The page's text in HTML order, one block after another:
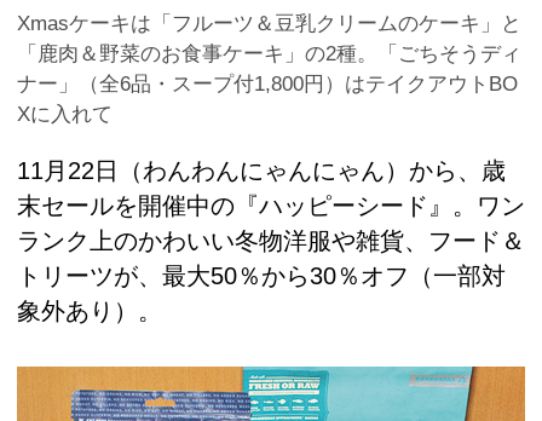
Xmasケーキは「フルーツ＆豆乳クリームのケーキ」と
「鹿肉＆野菜のお食事ケーキ」の2種。「ごちそうディ
ナー」（全6品・スープ付1,800円）はテイクアウトBO
Xに入れて
11月22日（わんわんにゃんにゃん）から、歳
末セールを開催中の『ハッピーシード』。ワン
ランク上のかわいい冬物洋服や雑貨、フード＆
トリーツが、最大50％から30％オフ（一部対
象外あり）。